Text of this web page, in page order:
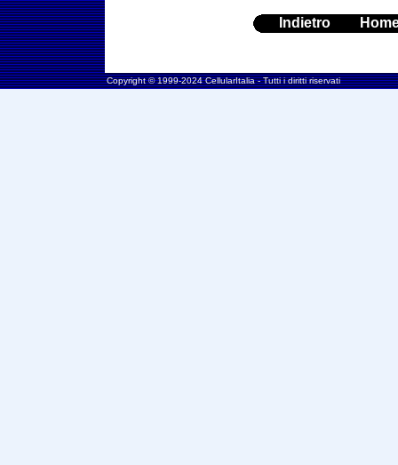
Indietro
Copyright © 1999-2024 CellularItalia - Tutti i diritti riservati